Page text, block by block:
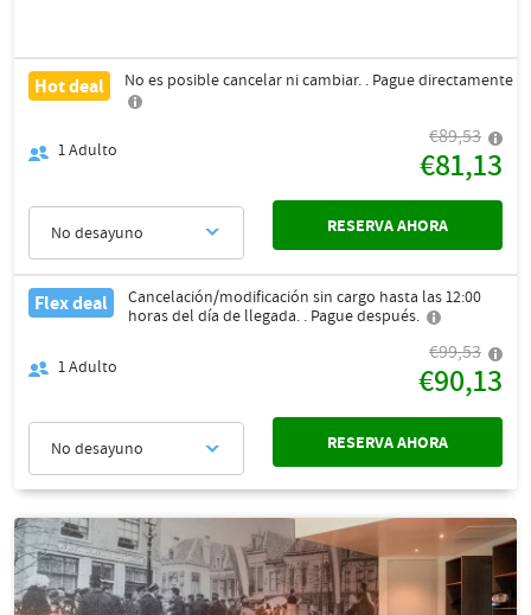
Hot deal No es posible cancelar ni cambiar. . Pague directamente
1Adulto
€89,53
€81,13
No desayuno RESERVA AHORA
Flex deal
Cancelación/modificación sin cargo hasta las 12:00
horas del día de llegada. . Pague después.
1Adulto
€99,53
€90,13
No desayuno RESERVA AHORA